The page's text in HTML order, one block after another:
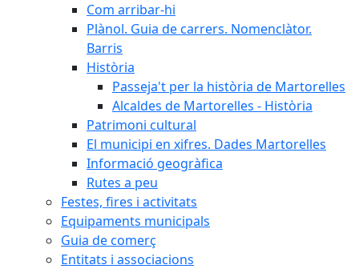
Com arribar-hi
Plànol. Guia de carrers. Nomenclàtor.
Barris
Història
Passeja't per la història de Martorelles
Alcaldes de Martorelles - Història
Patrimoni cultural
El municipi en xifres. Dades Martorelles
Informació geogràfica
Rutes a peu
Festes, fires i activitats
Equipaments municipals
Guia de comerç
Entitats i associacions